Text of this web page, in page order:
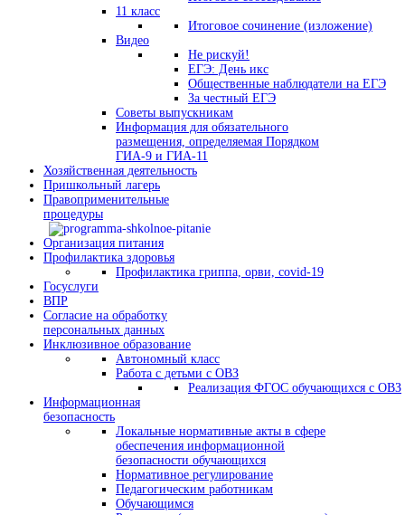
11 класс
Итоговое сочинение (изложение)
Видео
Не рискуй!
ЕГЭ: День икс
Общественные наблюдатели на ЕГЭ
За честный ЕГЭ
Советы выпускникам
Информация для обязательного
размещения, определяемая Порядком
ГИА-9 и ГИА-11
Хозяйственная деятельность
Пришкольный лагерь
Правоприменительные
процедуры
Организация питания
Профилактика здоровья
Профилактика гриппа, орви, covid-19
Госуслуги
ВПР
Согласие на обработку
персональных данных
Инклюзивное образование
Автономный класс
Работа с детьми с ОВЗ
Реализация ФГОС обучающихся с ОВЗ
Информационная
безопасность
Локальные нормативные акты в сфере
обеспечения информационной
безопасности обучающихся
Нормативное регулирование
Педагогическим работникам
Обучающимся